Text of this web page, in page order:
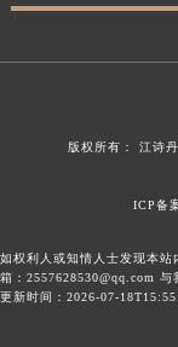
版权所有： 江诗
ICP备
如权利人或知情人士发现本
箱：2557628530@qq.com
更新时间：2026-07-